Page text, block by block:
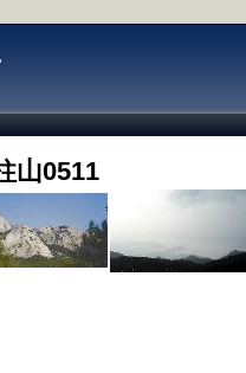
山0511